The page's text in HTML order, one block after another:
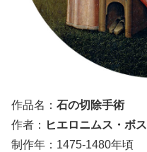
作品名： 石の切除手術
作者： ヒエロニムス・ボス
制作年：1475-1480年頃